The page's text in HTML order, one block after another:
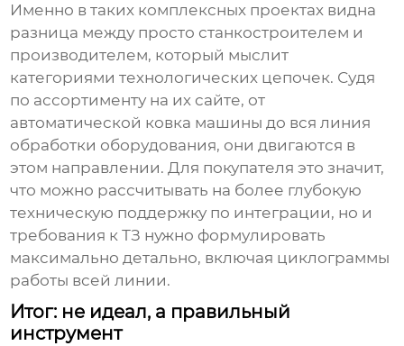
Именно в таких комплексных проектах видна
разница между просто станкостроителем и
производителем, который мыслит
категориями технологических цепочек. Судя
по ассортименту на их сайте, от
автоматической ковка машины до вся линия
обработки оборудования, они двигаются в
этом направлении. Для покупателя это значит,
что можно рассчитывать на более глубокую
техническую поддержку по интеграции, но и
требования к ТЗ нужно формулировать
максимально детально, включая циклограммы
работы всей линии.
Итог: не идеал, а правильный
инструмент